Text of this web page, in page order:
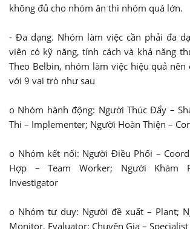
không đủ cho nhóm ăn thì nhóm quá lớn.
- Đa dạng. Nhóm làm việc cần phải đa
viên có kỹ năng, tính cách và khả năng
Theo Belbin, nhóm làm việc hiệu quả
với 9 vai trò như sau
o Nhóm hành động: Người Thúc Đẩy –
Thi – Implementer; Người Hoàn Thiện –
o Nhóm kết nối: Người Điều Phối –
Hợp – Team Worker; Người Khám
Investigator
o Nhóm tư duy: Người đề xuất – Plant;
Monitor, Evaluator; Chuyên Gia – Specialist